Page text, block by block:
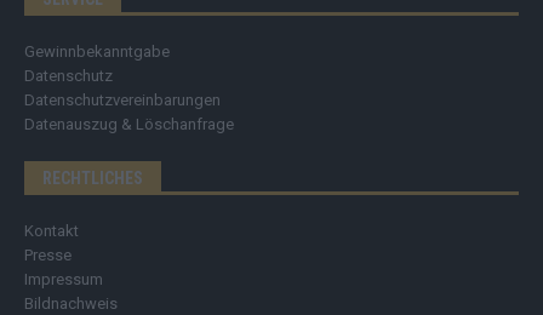
Gewinnbekanntgabe
Datenschutz
Datenschutzvereinbarungen
Datenauszug & Löschanfrage
RECHTLICHES
Kontakt
Presse
Impressum
Bildnachweis